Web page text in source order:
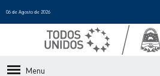
06 de Agosto de 2026
Menu